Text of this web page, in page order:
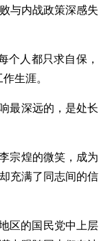
与内战政策深感失
个人都只求自保，
生涯。
最深远的，是处长
宗煌的微笑，成为
充满了同志间的信
区的国民党中上层